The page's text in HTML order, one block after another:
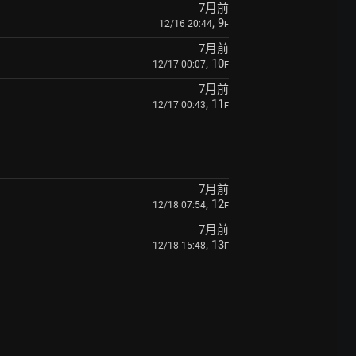
7月前
12/16 20:44, 9F
7月前
12/17 00:07, 10F
7月前
12/17 00:43, 11 F
7月前
12/18 07:54, 12F
7月前
12/18 15:48, 13F